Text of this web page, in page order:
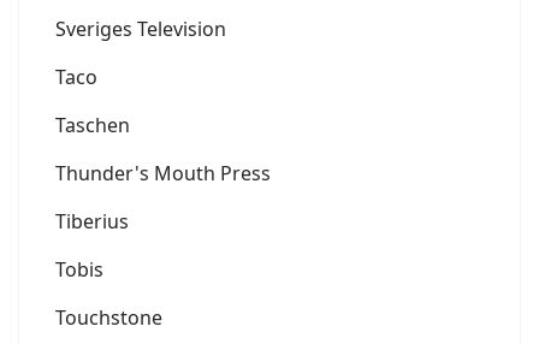
Sveriges Television
Taco
Taschen
Thunder's Mouth Press
Tiberius
Tobis
Touchstone